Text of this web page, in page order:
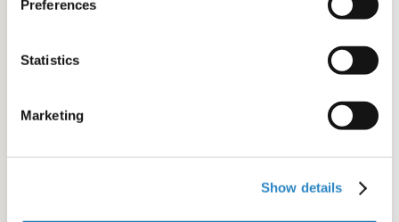
Preferences
Statistics
Marketing
Show details